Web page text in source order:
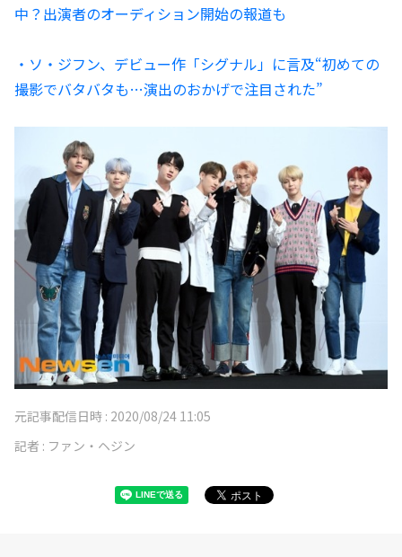
中？出演者のオーディション開始の報道も
・ソ・ジフン、デビュー作「シグナル」に言及“初めての
撮影でバタバタも…演出のおかげで注目された”
元記事配信日時 : 2020/08/24 11:05
記者 : ファン・ヘジン